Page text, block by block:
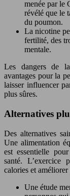
menée par le
révélé que le
du poumon.
La nicotine
fertilité, des
mentale.
Les dangers de
avantages pour la
laisser influencer
plus sûres.
Alternatives
Des alternatives
Une alimentation
est essentielle
santé. L’exercice
calories et
Une étude